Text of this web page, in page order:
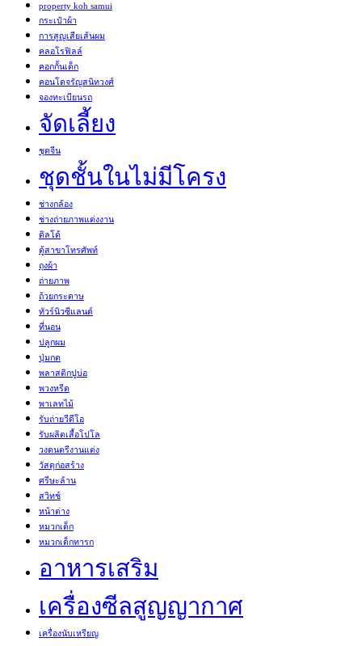
property koh samui
กระเป๋าผ้า
การสูญเสียเส้นผม
คลอโรฟิลล์
คอกกั้นเด็ก
คอนโดจรัญสนิทวงศ์
จองทะเบียนรถ
จัดเลี้ยง
ชุดจีน
ชุดชั้นในไม่มีโครง
ช่างกล้อง
ช่างถ่ายภาพแต่งงาน
ดิลโด้
ตู้สาขาโทรศัพท์
ถุงผ้า
ถ่ายภาพ
ถ้วยกระดาษ
ทัวร์นิวซีแลนด์
ที่นอน
ปลูกผม
ปุ่มกด
พลาสติกปูบ่อ
พวงหรีด
พาเลทไม้
รับถ่ายวีดีโอ
รับผลิตเสื้อโปโล
วงดนตรีงานแต่ง
วัสดุก่อสร้าง
ศรีษะล้าน
สวิทช์
หน้าต่าง
หมวกเด็ก
หมวกเด็กทารก
อาหารเสริม
เครื่องซีลสูญญากาศ
เครื่องนับเหรียญ